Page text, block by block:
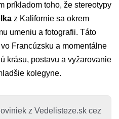
príkladom toho, že stereotypy
z Kalifornie sa okrem
umeniu a fotografii. Táto
Francúzsku a momentálne
krásu, postavu a vyžarovanie
kolegyne.
z Vedelisteze.sk cez